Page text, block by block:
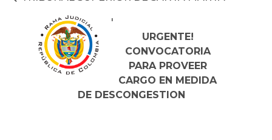
'
URGENTE!
CONVOCATORIA
PARA PROVEER
CARGO EN MEDIDA
DE DESCONGESTION